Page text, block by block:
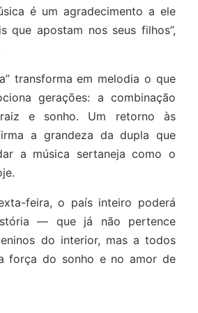
é um agradecimento a ele
que apostam nos seus filhos”,
transforma em melodia o que
gerações: a combinação
e sonho. Um retorno às
a grandeza da dupla que
a música sertaneja como o
feira, o país inteiro poderá
— que já não pertence
do interior, mas a todos
força do sonho e no amor de